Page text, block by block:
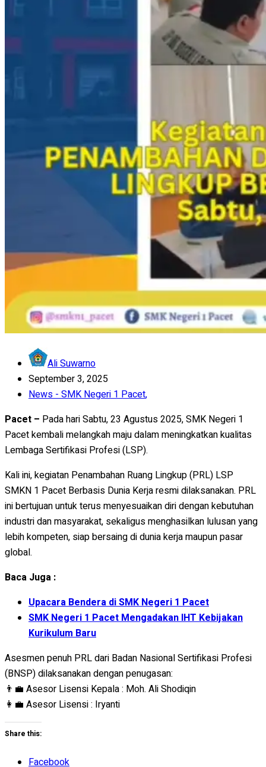
Ali Suwarno
September 3, 2025
News - SMK Negeri 1 Pacet,
Pacet – Pada hari Sabtu, 23 Agustus 2025, SMK Negeri 1
Pacet kembali melangkah maju dalam meningkatkan kualitas
Lembaga Sertifikasi Profesi (LSP).
Kali ini, kegiatan Penambahan Ruang Lingkup (PRL) LSP
SMKN 1 Pacet Berbasis Dunia Kerja resmi dilaksanakan. PRL
ini bertujuan untuk terus menyesuaikan diri dengan kebutuhan
industri dan masyarakat, sekaligus menghasilkan lulusan yang
lebih kompeten, siap bersaing di dunia kerja maupun pasar
global.
Baca Juga :
Upacara Bendera di SMK Negeri 1 Pacet
SMK Negeri 1 Pacet Mengadakan IHT Kebijakan
Kurikulum Baru
Asesmen penuh PRL dari Badan Nasional Sertifikasi Profesi
(BNSP) dilaksanakan dengan penugasan:
👨‍💼 Asesor Lisensi Kepala : Moh. Ali Shodiqin
👩‍💼 Asesor Lisensi : Iryanti
Share this:
Facebook